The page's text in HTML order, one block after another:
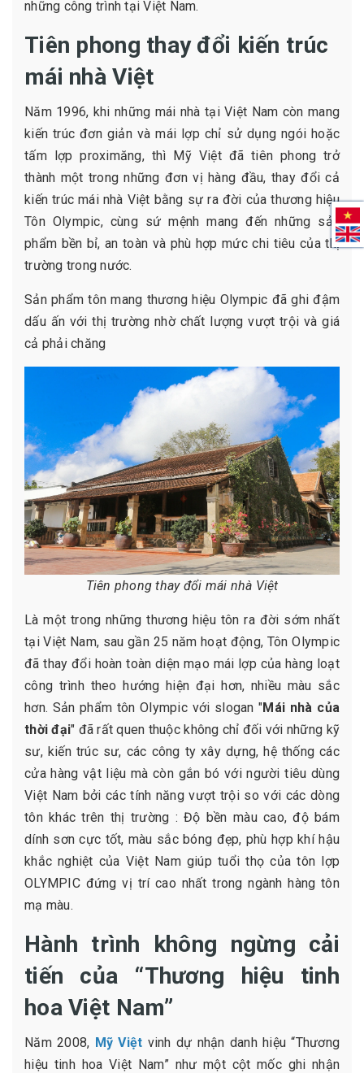
những công trình tại Việt Nam.
Tiên phong thay đổi kiến trúc
mái nhà Việt
Năm 1996, khi những mái nhà tại Việt Nam còn mang
kiến trúc đơn giản và mái lợp chỉ sử dụng ngói hoặc
tấm lợp proximăng, thì Mỹ Việt đã tiên phong trở
thành một trong những đơn vị hàng đầu, thay đổi cả
kiến trúc mái nhà Việt bằng sự ra đời của thương hiệu
Tôn Olympic, cùng sứ mệnh mang đến những sản
phẩm bền bỉ, an toàn và phù hợp mức chi tiêu của thị
trường trong nước.
Sản phẩm tôn mang thương hiệu Olympic đã ghi đậm
dấu ấn với thị trường nhờ chất lượng vượt trội và giá
cả phải chăng
Tiên phong thay đổi mái nhà Việt
Là một trong những thương hiệu tôn ra đời sớm nhất
tại Việt Nam, sau gần 25 năm hoạt động, Tôn Olympic
đã thay đổi hoàn toàn diện mạo mái lợp của hàng loạt
công trình theo hướng hiện đại hơn, nhiều màu sắc
hơn. Sản phẩm tôn Olympic với slogan "Mái nhà của
thời đại" đã rất quen thuộc không chỉ đối với những kỹ
sư, kiến trúc sư, các công ty xây dựng, hệ thống các
cửa hàng vật liệu mà còn gắn bó với người tiêu dùng
Việt Nam bởi các tính năng vượt trội so với các dòng
tôn khác trên thị trường : Độ bền màu cao, độ bám
dính sơn cực tốt, màu sắc bóng đẹp, phù hợp khí hậu
khắc nghiệt của Việt Nam giúp tuổi thọ của tôn lợp
OLYMPIC đứng vị trí cao nhất trong ngành hàng tôn
mạ màu.
Hành trình không ngừng cải
tiến của “Thương hiệu tinh
hoa Việt Nam”
Năm 2008, Mỹ Việt vinh dự nhận danh hiệu “Thương
hiệu tinh hoa Việt Nam” như một cột mốc ghi nhận